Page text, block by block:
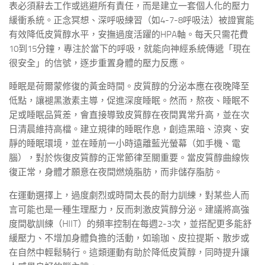
表必須辭去工作或逃避所有責任，而是建立一套個人化的壓力
緩衝系統。正念冥想、深呼吸練習（如4-7-8呼吸法）被證實能
有效降低皮質醇水平，安撫過度活躍的HPA軸。每天只需花費
10到15分鐘，專注於當下的呼吸，就能向神經系統傳遞「現在
很安全」的信號，逐步重置身體的壓力反應。
睡眠是荷爾蒙修復的黃金時間。皮質醇的分泌本應在夜晚降至
低點，讓褪黑激素主導，促進深度睡眠。然而，熬夜、睡眠不
足或睡眠品質差，會直接導致皮質醇在夜間異常升高，並在次
日清晨維持高檔。建立規律的睡眠作息，創造黑暗、涼爽、安
靜的睡眠環境，並在睡前一小時遠離藍光螢幕（如手機、電
腦），對於恢復皮質醇的正常節律至關重要。當皮質醇曲線恢
復正常，身體才願意在夜間燃燒脂肪，而非儲存脂肪。
在運動選擇上，過度劇烈或時間太長的耐力訓練，對某些人而
言可能也是一種生理壓力，反而刺激皮質醇分泌。建議將高強
度間歇訓練（HIIT）的頻率控制在每週2-3次，並搭配更多能舒
緩壓力、不增加身體負擔的活動，如瑜珈、皮拉提斯、散步或
在自然中輕鬆騎行。這類運動有助於降低皮質醇，同時提升讓